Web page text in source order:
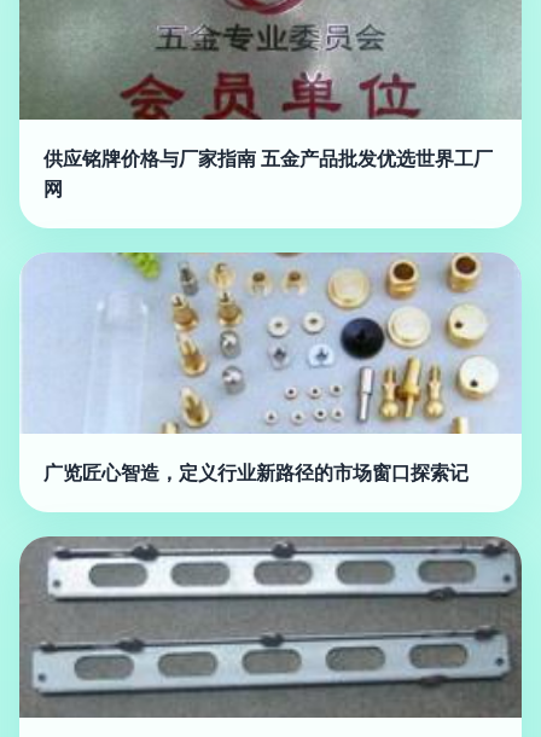
供应铭牌价格与厂家指南 五金产品批发优选世界工厂
网
广览匠心智造，定义行业新路径的市场窗口探索记